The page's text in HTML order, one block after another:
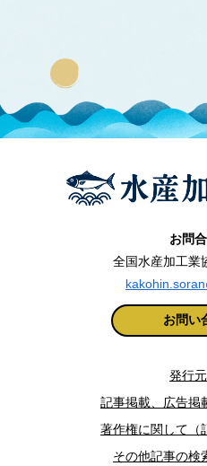
お問
全国水産加工業
お問い
発行
記事掲載、広告掲
著作権に関して（
その他記事の検